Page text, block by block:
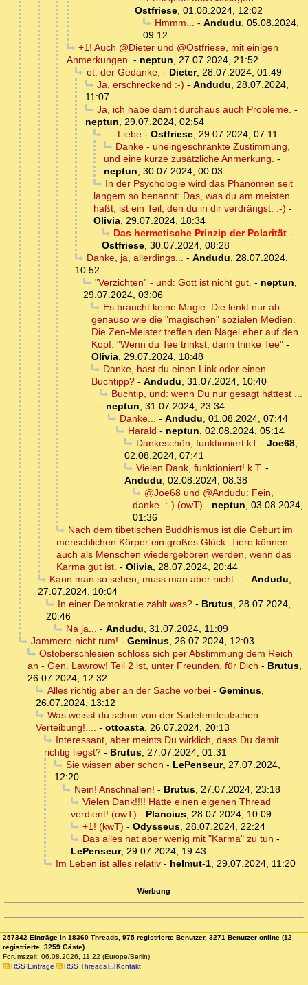
Ostfriese, 01.08.2024, 12:02
Hmmm... - Andudu, 05.08.2024,
09:12
+1! Auch @Dieter und @Ostfriese, mit einigen
Anmerkungen. - neptun, 27.07.2024, 21:52
ot: der Gedanke; - Dieter, 28.07.2024, 01:49
Ja, erschreckend :-) - Andudu, 28.07.2024,
11:07
Ja, ich habe damit durchaus auch Probleme. -
neptun, 29.07.2024, 02:54
… Liebe- Ostfriese, 29.07.2024, 07:11
Danke - uneingeschränkte Zustimmung,
und eine kurze zusätzliche Anmerkung. -
neptun, 30.07.2024, 00:03
In der Psychologie wird das Phänomen seit
langem so benannt: Das, was du am meisten
haßt, ist ein Teil, den du in dir verdrängst. :-) -
Olivia, 29.07.2024, 18:34
Das hermetische Prinzip der Polarität-
Ostfriese, 30.07.2024, 08:28
Danke, ja, allerdings... - Andudu, 28.07.2024,
10:52
"Verzichten" - und: Gott ist nicht gut. - neptun,
29.07.2024, 03:06
Es braucht keine Magie. Die lenkt nur ab.....
genauso wie die "magischen" sozialen Medien.
Die Zen-Meister treffen den Nagel eher auf den
Kopf: "Wenn du Tee trinkst, dann trinke Tee" -
Olivia, 29.07.2024, 18:48
Danke, hast du einen Link oder einen
Buchtipp? - Andudu, 31.07.2024, 10:40
Buchtip, und: wenn Du nur gesagt hättest ...
- neptun, 31.07.2024, 23:34
Danke... - Andudu, 01.08.2024, 07:44
Harald - neptun, 02.08.2024, 05:14
Dankeschön, funktioniert kT- Joe68,
02.08.2024, 07:41
Vielen Dank, funktioniert! k.T. -
Andudu, 02.08.2024, 08:38
@Joe68 und @Andudu: Fein,
danke. :-) (owT) - neptun, 03.08.2024,
01:36
Nach dem tibetischen Buddhismus ist die Geburt im
menschlichen Körper ein großes Glück. Tiere können
auch als Menschen wiedergeboren werden, wenn das
Karma gut ist. - Olivia, 28.07.2024, 20:44
Kann man so sehen, muss man aber nicht... - Andudu,
27.07.2024, 10:04
In einer Demokratie zählt was?- Brutus, 28.07.2024,
20:46
Na ja... - Andudu, 31.07.2024, 11:09
Jammere nicht rum! - Geminus, 26.07.2024, 12:03
Ostoberschlesien schloss sich per Abstimmung dem Reich
an - Gen. Lawrow! Teil 2 ist, unter Freunden, für Dich - Brutus,
26.07.2024, 12:32
Alles richtig aber an der Sache vorbei- Geminus,
26.07.2024, 13:12
Was weisst du schon von der Sudetendeutschen
Verteibung!.... - ottoasta, 26.07.2024, 20:13
Interessant, aber meints Du wirklich, dass Du damit
richtig liegst? - Brutus, 27.07.2024, 01:31
Sie wissen aber schon - LePenseur, 27.07.2024,
12:20
Nein! Anschnallen! - Brutus, 27.07.2024, 23:18
Vielen Dank!!!! Hätte einen eigenen Thread
verdient! (owT) - Plancius, 28.07.2024, 10:09
+1! (kwT) - Odysseus, 28.07.2024, 22:24
Das alles hat aber wenig mit "Karma" zu tun -
LePenseur, 29.07.2024, 19:43
Im Leben ist alles relativ- helmut-1, 29.07.2024, 11:20
Werbung
257342 Einträge in 18360 Threads, 975 registrierte Benutzer, 3271 Benutzer online (12
registrierte, 3259 Gäste)
Forumszeit: 06.08.2026, 11:22 (Europe/Berlin)
RSS Einträge
RSS Threads Kontakt